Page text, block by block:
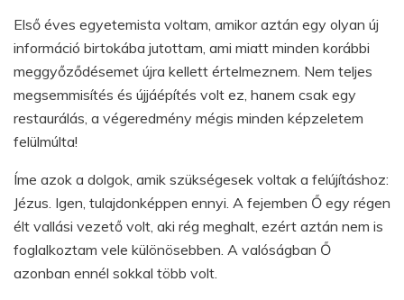
Első éves egyetemista voltam, amikor aztán egy olyan új
információ birtokába jutottam, ami miatt minden korábbi
meggyőződésemet újra kellett értelmeznem. Nem teljes
megsemmisítés és újjáépítés volt ez, hanem csak egy
restaurálás, a végeredmény mégis minden képzeletem
felülmúlta!
Íme azok a dolgok, amik szükségesek voltak a felújításhoz:
Jézus. Igen, tulajdonképpen ennyi. A fejemben Ő egy régen
élt vallási vezető volt, aki rég meghalt, ezért aztán nem is
foglalkoztam vele különösebben. A valóságban Ő
azonban ennél sokkal több volt.